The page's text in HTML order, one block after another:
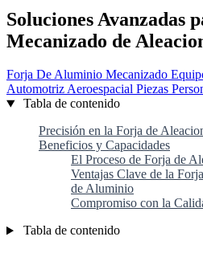
Soluciones Avanzadas
Mecanizado de
Forja De Aluminio Mecanizado
AutomotrizAeroespacial Piezas
Tabla de contenido
Precisión en la Forja de
Beneficios y Capacidades
El Proceso de Forja de
Ventajas Clave de la
de Aluminio
Compromiso con la
Tabla de contenido